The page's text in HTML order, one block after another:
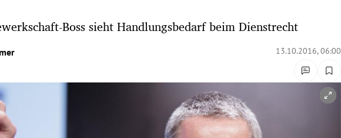
Boss sieht Handlungsbedarf beim Dienstrecht
13.10.2016, 06:00
öffnen/schließen